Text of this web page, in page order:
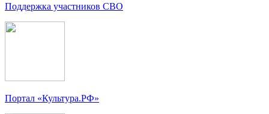
Поддержка участников СВО
Портал «Культура.РФ»